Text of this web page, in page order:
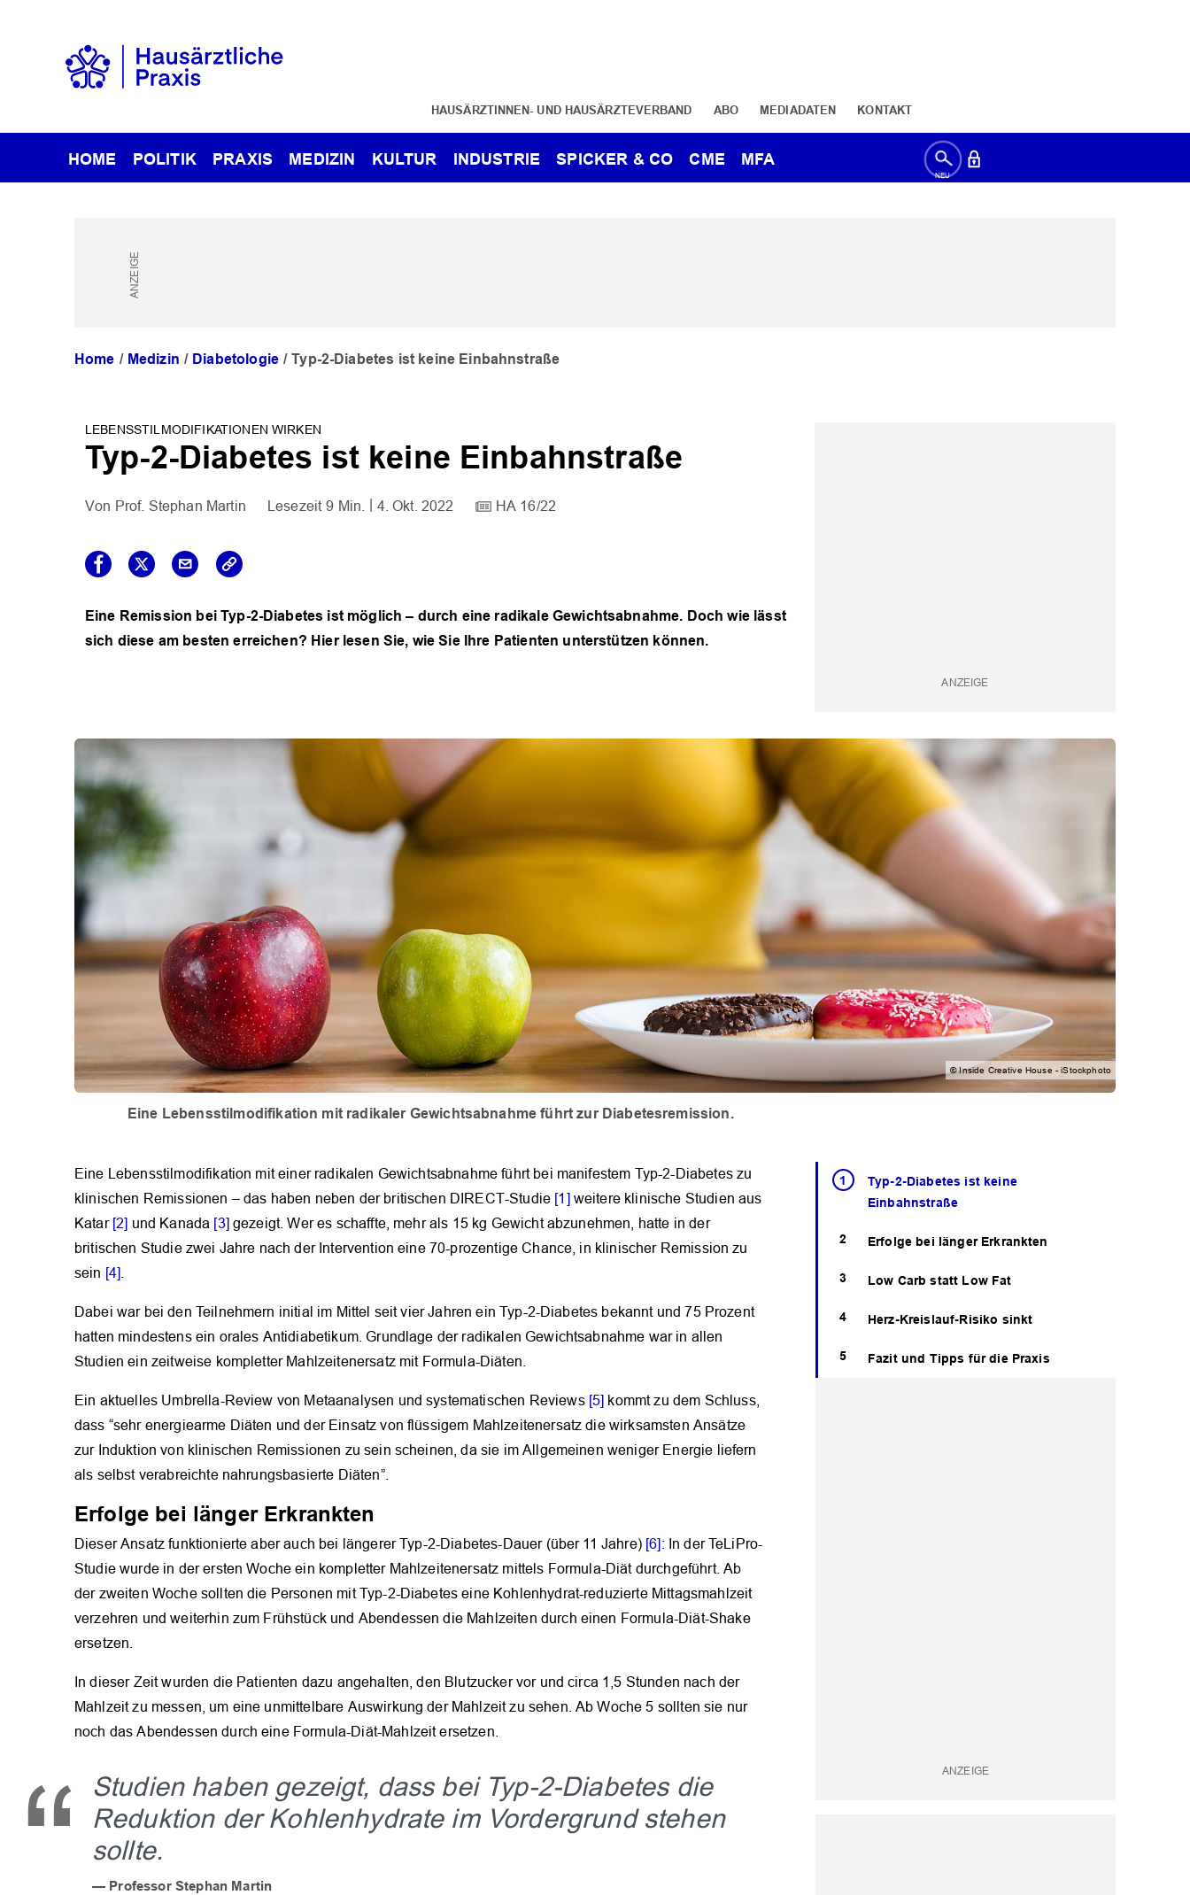
HAUSÄRZTINNEN- UND HAUSÄRZTEVERBAND ABO MEDIADATEN KONTAKT
HOME POLITIK PRAXIS MEDIZIN KULTUR INDUSTRIE SPICKER & CO CME MFA
Home Medizin Diabetologie Typ-2-Diabetes ist keine Einbahnstraße
LEBENSSTILMODIFIKATIONEN WIRKEN
Typ-2-Diabetes ist keine Einbahnstraße
Prof. Stephan Martin 9 Min. 4. Okt. 2022 HA 16/22
Eine Remission bei Typ-2-Diabetes ist möglich – durch eine radikale Gewichtsabnahme. Doch wie lässt
sich diese am besten erreichen? Hier lesen Sie, wie Sie Ihre Patienten unterstützen können.
© Inside Creative House - iStockphoto
Eine Lebensstilmodifikation mit radikaler Gewichtsabnahme führt zur Diabetesremission.
Typ-2-Diabetes ist keine
Einbahnstraße
Erfolge bei länger Erkrankten
Low Carb statt Low Fat
Herz-Kreislauf-Risiko sinkt
Fazit und Tipps für die Praxis
Eine Lebensstilmodifikation mit einer radikalen Gewichtsabnahme führt bei manifestem Typ-2-Diabetes zu
klinischen Remissionen – das haben neben der britischen DIRECT-Studie [1] weitere klinische Studien aus
Katar [2] und Kanada [3] gezeigt. Wer es schaffte, mehr als 15 kg Gewicht abzunehmen, hatte in der
britischen Studie zwei Jahre nach der Intervention eine 70-prozentige Chance, in klinischer Remission zu
sein [4]
Dabei war bei den Teilnehmern initial im Mittel seit vier Jahren ein Typ-2-Diabetes bekannt und 75 Prozent
hatten mindestens ein orales Antidiabetikum. Grundlage der radikalen Gewichtsabnahme war in allen
Studien ein zeitweise kompletter Mahlzeitenersatz mit Formula-Diäten.
Ein aktuelles Umbrella-Review von Metaanalysen und systematischen Reviews [5] kommt zu dem Schluss,
dass “sehr energiearme Diäten und der Einsatz von flüssigem Mahlzeitenersatz die wirksamsten Ansätze
zur Induktion von klinischen Remissionen zu sein scheinen, da sie im Allgemeinen weniger Energie liefern
als selbst verabreichte nahrungsbasierte Diäten”.
Erfolge bei länger Erkrankten
Dieser Ansatz funktionierte aber auch bei längerer Typ-2-Diabetes-Dauer (über 11 Jahre) [6] : In der TeLiPro-
Studie wurde in der ersten Woche ein kompletter Mahlzeitenersatz mittels Formula-Diät durchgeführt. Ab
der zweiten Woche sollten die Personen mit Typ-2-Diabetes eine Kohlenhydrat-reduzierte Mittagsmahlzeit
verzehren und weiterhin zum Frühstück und Abendessen die Mahlzeiten durch einen Formula-Diät-Shake
ersetzen.
In dieser Zeit wurden die Patienten dazu angehalten, den Blutzucker vor und circa 1,5 Stunden nach der
Mahlzeit zu messen, um eine unmittelbare Auswirkung der Mahlzeit zu sehen. Ab Woche 5 sollten sie nur
noch das Abendessen durch eine Formula-Diät-Mahlzeit ersetzen.
Studien haben gezeigt, dass bei Typ-2-Diabetes die
Reduktion der Kohlenhydrate im Vordergrund stehen
sollte.
Professor Stephan Martin